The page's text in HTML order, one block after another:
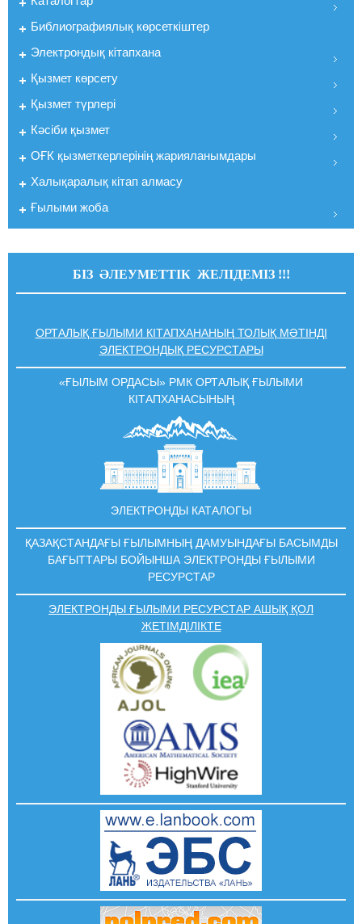
Библиографиялық көрсеткiштер
Электрондық кiтапхана
Қызмет көрсету
Қызмет түрлері
Кәсіби қызмет
ОҒК қызметкерлерiнiң жарияланымдары
Халықаралық кітап алмасу
Ғылыми жоба
БІЗ ӘЛЕУМЕТТІК ЖЕЛІДЕМІЗ !!!
ОРТАЛЫҚ ҒЫЛЫМИ КІТАПХАНАНЫҢ ТОЛЫҚ МӘТІНДІ
ЭЛЕКТРОНДЫҚ РЕСУРСТАРЫ
«ҒЫЛЫМ ОРДАСЫ» РМК ОРТАЛЫҚ ҒЫЛЫМИ
КIТАПХАНАСЫНЫҢ
ЭЛЕКТРОНДЫ КАТАЛОГЫ
ҚАЗАҚСТАНДАҒЫ ҒЫЛЫМНЫҢ ДАМУЫНДАҒЫ БАСЫМДЫ
БАҒЫТТАРЫ БОЙЫНША ЭЛЕКТРОНДЫ ҒЫЛЫМИ
РЕСУРСТАР
ЭЛЕКТРОНДЫ ҒЫЛЫМИ РЕСУРСТАР АШЫҚ ҚОЛ
ЖЕТІМДІЛІКТЕ